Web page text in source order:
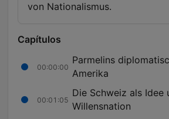
von Nationalismus.
Capítulos
00:00:00
Parmelins
Amerika
00:01:05
Die Schweiz als Idee
Willensnation